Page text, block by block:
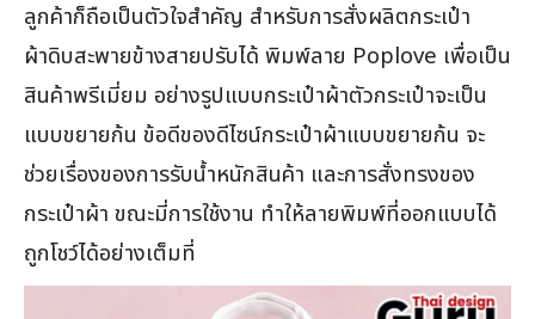
ลูกค้าก็ถือเป็นตัวใจสำคัญ สำหรับการสั่งผลิตกระเป๋า
ผ้าดิบสะพายข้างสายปรับได้ พิมพ์ลาย Poplove เพื่อเป็น
สินค้าพรีเมี่ยม อย่างรูปแบบกระเป๋าผ้าตัวกระเป๋าจะเป็น
แบบขยายก้น ข้อดีของดีไซน์กระเป๋าผ้าแบบขยายก้น จะ
ช่วยเรื่องของการรับน้ำหนักสินค้า และการสั่งทรงของ
กระเป๋าผ้า ขณะมี่การใช้งาน ทำให้ลายพิมพ์ที่ออกแบบได้
ถูกโชว์ได้อย่างเต็มที่